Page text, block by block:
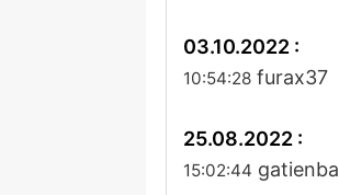
03.10.2022 :
10:54:28 furax37
25.08.2022 :
15:02:44